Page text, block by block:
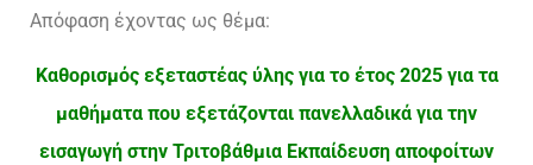
Απόφαση έχοντας ως θέμα:
Καθορισμός εξεταστέας ύλης για το έτος 2025 για τα
μαθήματα που εξετάζονται πανελλαδικά για την
εισαγωγή στην Τριτοβάθμια Εκπαίδευση αποφοίτων